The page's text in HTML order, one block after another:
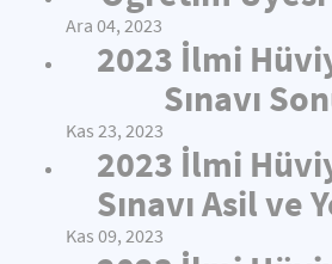
Ara 04, 2023
2023 İlmi
Sınavı
Kas 23, 2023
2023 İlmi
Sınavı Asil ve
Kas 09, 2023